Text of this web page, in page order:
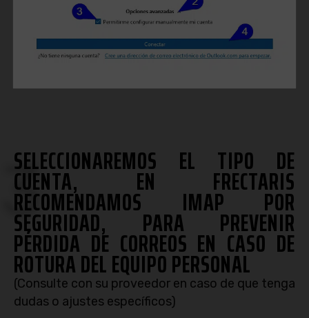
3
SELECCIONAREMOS EL TIPO DE
CUENTA, EN FRECTARIS
RECOMENDAMOS IMAP POR
SEGURIDAD, PARA PREVENIR
PÉRDIDA DE CORREOS EN CASO DE
ROTURA DEL EQUIPO PERSONAL
(Consulte con su proveedor en caso de que tenga
dudas o ajustes específicos)